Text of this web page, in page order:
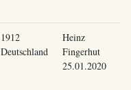
1912
Deutschland
Heinz
Fingerhut
25.01.2020